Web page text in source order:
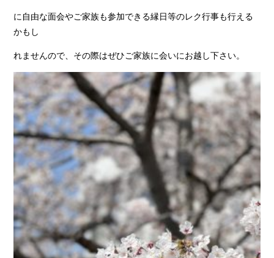
に自由な面会やご家族も参加できる縁日等のレク行事も行える
かもし
れませんので、その際はぜひご家族に会いにお越し下さい。